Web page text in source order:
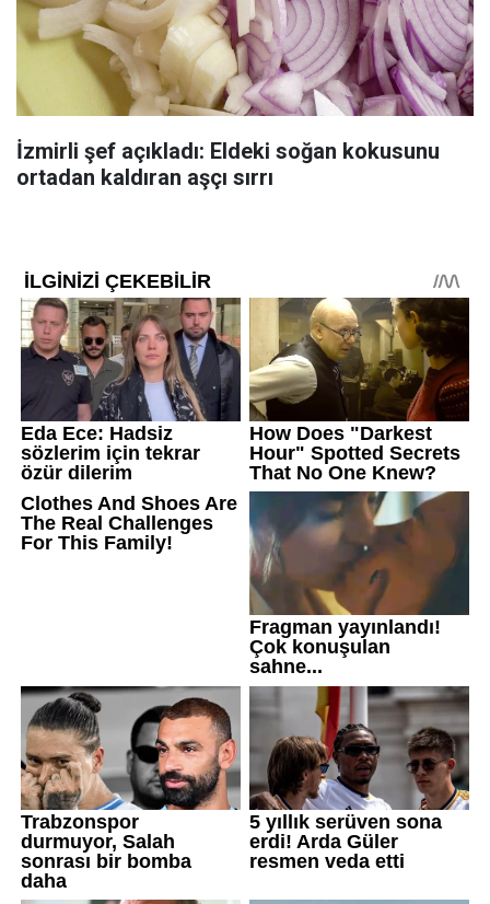
İzmirli şef açıkladı: Eldeki soğan kokusunu
ortadan kaldıran aşçı sırrı